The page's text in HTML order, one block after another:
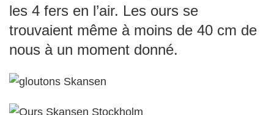
les 4 fers en l’air. Les ours se
trouvaient même à moins de 40 cm de
nous à un moment donné.